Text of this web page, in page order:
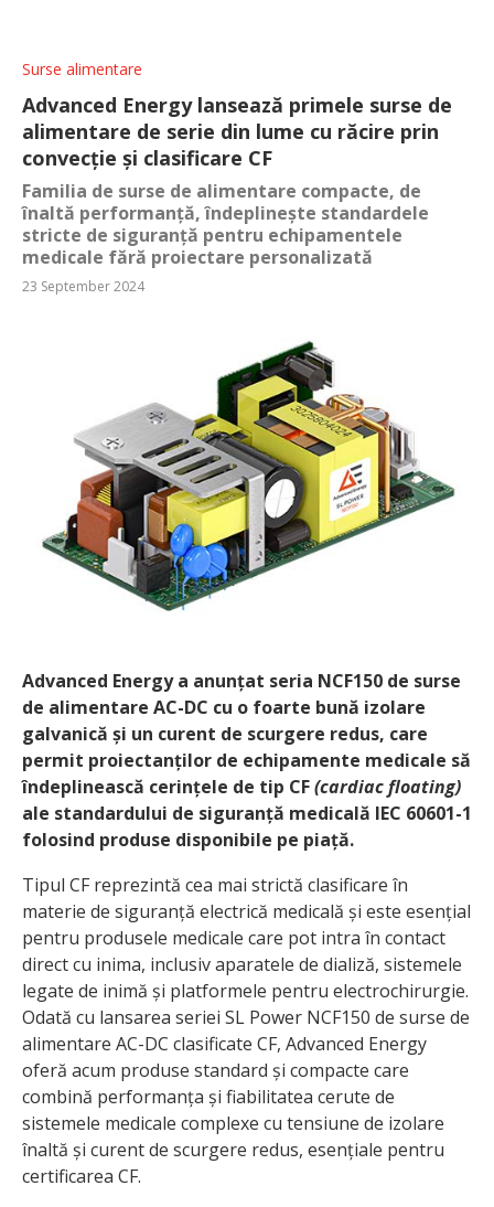
Surse alimentare
Advanced Energy lansează primele surse de
alimentare de serie din lume cu răcire prin
convecție și clasificare CF
Familia de surse de alimentare compacte, de
înaltă performanță, îndeplinește standardele
stricte de siguranță pentru echipamentele
medicale fără proiectare personalizată
23 September 2024
Advanced Energy a anunțat seria NCF150 de surse
de alimentare AC-DC cu o foarte bună izolare
galvanică și un curent de scurgere redus, care
permit proiectanților de echipamente medicale să
îndeplinească cerințele de tip CF(cardiac floating)
ale standardului de siguranță medicală IEC 60601-1
folosind produse disponibile pe piață.
Tipul CF reprezintă cea mai strictă clasificare în
materie de siguranță electrică medicală și este esențial
pentru produsele medicale care pot intra în contact
direct cu inima, inclusiv aparatele de dializă, sistemele
legate de inimă și platformele pentru electrochirurgie.
Odată cu lansarea seriei SL Power NCF150 de surse de
alimentare AC-DC clasificate CF, Advanced Energy
oferă acum produse standard și compacte care
combină performanța și fiabilitatea cerute de
sistemele medicale complexe cu tensiune de izolare
înaltă și curent de scurgere redus, esențiale pentru
certificarea CF.